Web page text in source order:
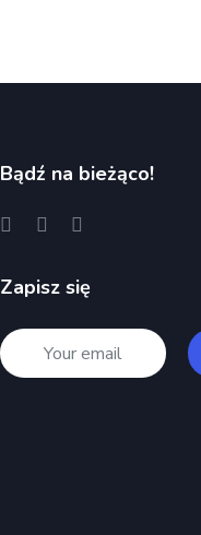
Bądź na bieżąco!
Zapisz się